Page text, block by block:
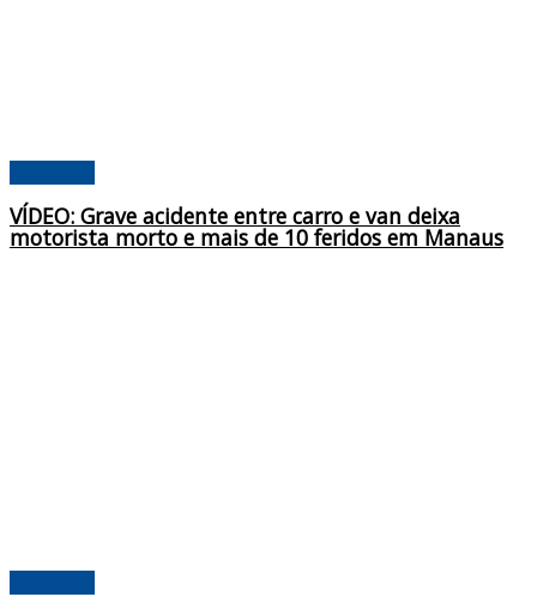
VÍDEO: Grave acidente entre carro e van deixa
motorista morto e mais de 10 feridos em Manaus